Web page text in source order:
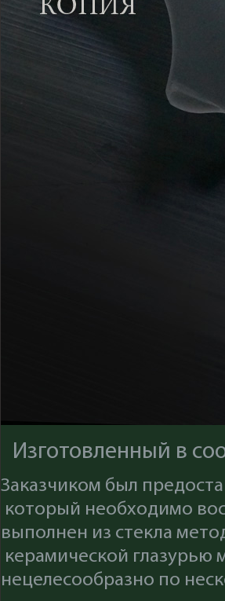
Изготовленный в
Заказчиком был
который необходимо
выполнен из стекла
керамической
нецелесообразно по